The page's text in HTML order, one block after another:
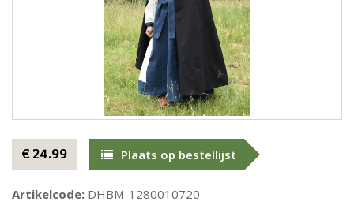
€ 24.99 Plaats op bestellijst
Artikelcode: DHBM-1280010720